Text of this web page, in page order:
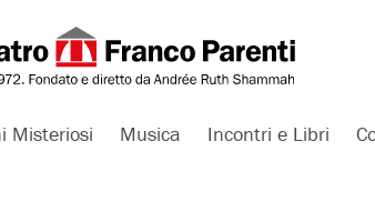
Misteriosi Musica Incontri e Libri